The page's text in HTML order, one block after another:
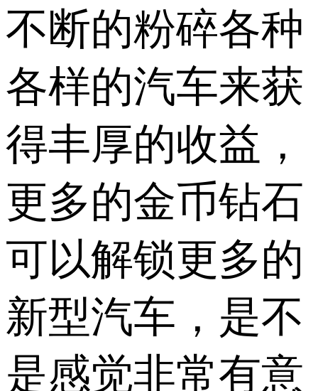
不断的粉碎各种
各样的汽车来获
得丰厚的收益，
更多的金币钻石
可以解锁更多的
新型汽车，是不
是感觉非常有意